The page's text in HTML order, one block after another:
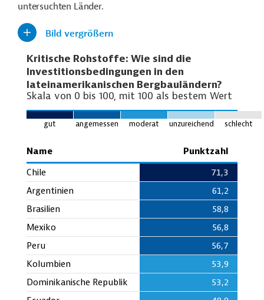
untersuchten Länder.
Bild vergrößern